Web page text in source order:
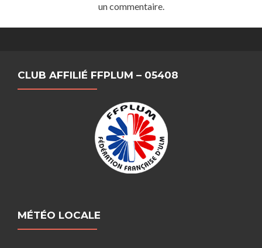
un commentaire.
CLUB AFFILIÉ FFPLUM – 05408
MÉTÉO LOCALE